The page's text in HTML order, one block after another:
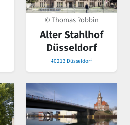
© Thomas Robbin
Alter Stahlhof
Düsseldorf
40213 Düsseldorf